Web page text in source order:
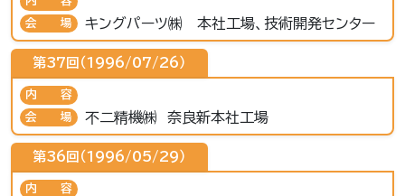
会場
キングパーツ㈱ 本社工場、技術開発センター
第37回（1996/07/26）
内容
会場
不二精機㈱ 奈良新本社工場
第36回（1996/05/29）
内容